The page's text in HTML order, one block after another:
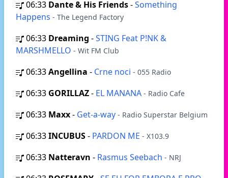
06:33 Dante & His Friends-Something
Happens - The Legend Factory
06:33 Dreaming -STING Feat P!NK &
MARSHMELLO - Wit FM Club
06:33Angellina - Crne noci - 055 Radio
06:33 GORILLAZ- EL MANANA - Radio Cafe
06:33 Maxx- Get-a-way - Radio Superstar Belgium
06:33INCUBUS- PARDON ME - X103.9
06:33 Natteravn - Rasmus Seebach - NRJ